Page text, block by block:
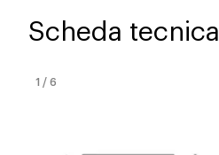
Scheda tecnica
1 /6